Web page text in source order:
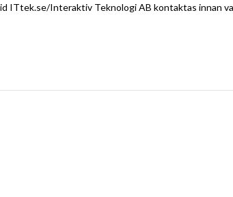
ITtek.se/Interaktiv Teknologi AB kontaktas innan